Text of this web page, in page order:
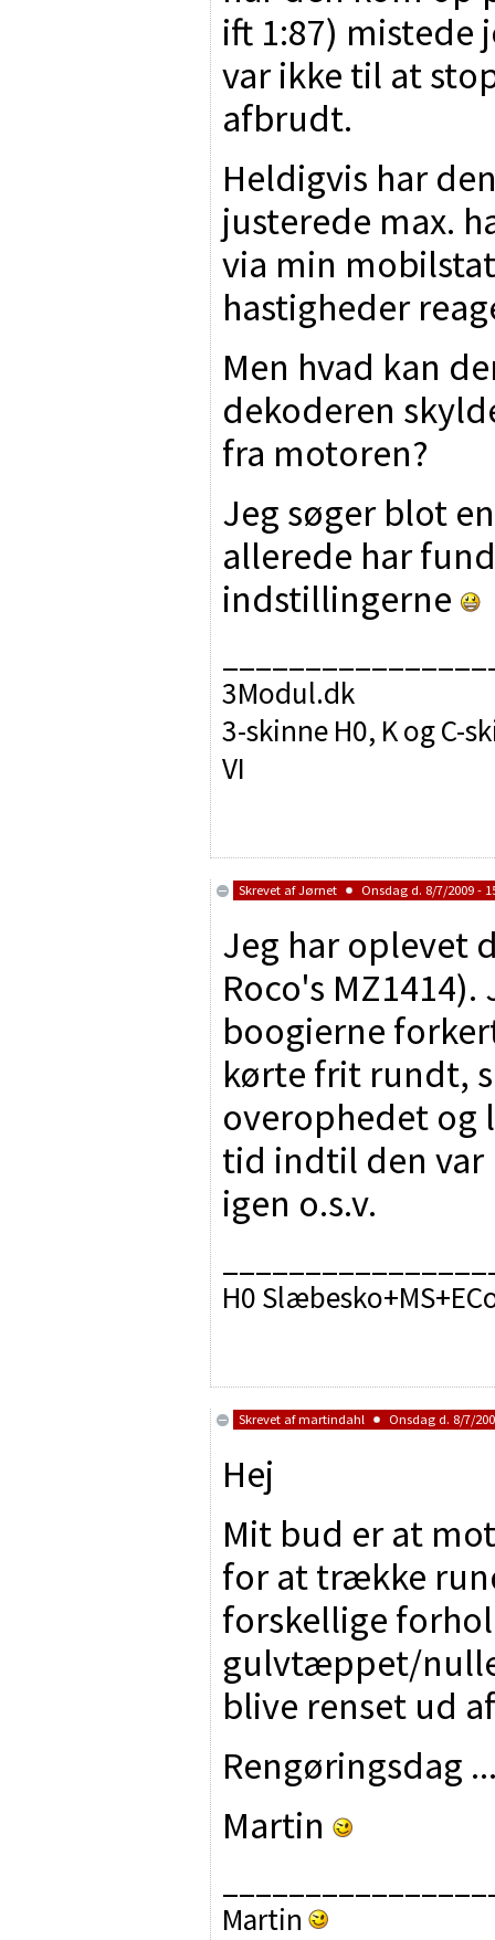
ift 1:87) mistede
var ikke til at
afbrudt.
Heldigvis har
justerede max.
via min
hastigheder
Men hvad kan
dekoderen
fra motoren?
Jeg søger blot
allerede har
indstillingerne
3Modul.dk
3-skinne H0, K og C-
VI
Skrevet afJørnet Onsdag d. 8/7/2009 -
Jeg har oplevet
Roco's
boogierne
kørte frit rundt,
overophedet og
tid indtil den var
igen o.s.v.
H0
Skrevet afmartindahl Onsdag d. 8/7/
Hej
Mit bud er at
for at trække
forskellige
gulvtæppet/
blive renset ud
Rengøringsdag
Martin
Martin